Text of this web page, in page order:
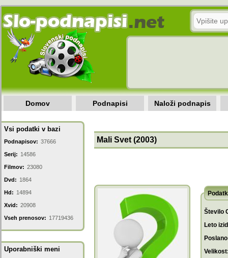
Domov Podnapisi Naloži podnapis
Vsi podatki v bazi
Podnapisov: 37666
Serij: 14586
Filmov: 23080
Dvd: 1864
Hd: 14894
Xvid: 20908
Vseh prenosov: 17719436
Uporabniški meni
Mali Svet (2003)
Število
Leto